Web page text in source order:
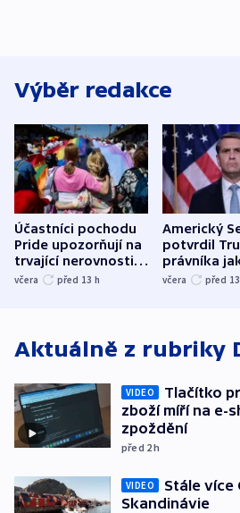
Výběr redakce
Účastníci pochodu
Pride upozorňují na
trvající nerovnosti i
společenskou
včera před 13 h
Americký
potvrdil
právníka
ministra
včera před 13
Aktuálně z rubriky
VIDEO
Tlačítko
zboží míří na e-
zpoždění
před 2h
VIDEO
Stále více
Skandinávie